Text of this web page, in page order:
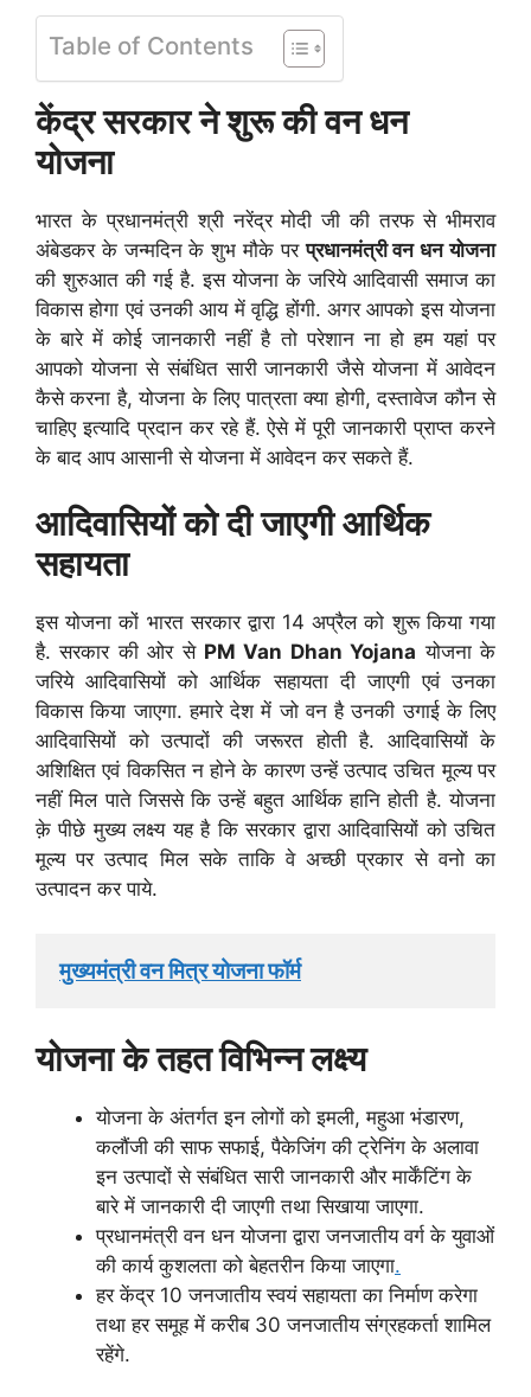
Table of Contents
केंद्र सरकार ने शुरू की वन धन
योजना
भारत के प्रधानमंत्री श्री नरेंद्र मोदी जी की तरफ से भीमराव
अंबेडकर के जन्मदिन के शुभ मौके परप्रधानमंत्री वन धन योजना
की शुरुआत की गई है. इस योजना के जरिये आदिवासी समाज का
विकास होगा एवं उनकी आय में वृद्धि होंगी. अगर आपको इस योजना
के बारे में कोई जानकारी नहीं है तो परेशान ना हो हम यहां पर
आपको योजना से संबंधित सारी जानकारी जैसे योजना में आवेदन
कैसे करना है, योजना के लिए पात्रता क्या होगी, दस्तावेज कौन से
चाहिए इत्यादि प्रदान कर रहे हैं. ऐसे में पूरी जानकारी प्राप्त करने
के बाद आप आसानी से योजना में आवेदन कर सकते हैं.
आदिवासियों को दी जाएगी आर्थिक
सहायता
इस योजना कों भारत सरकार द्वारा 14 अप्रैल को शुरू किया गया
है. सरकार की ओर से PM Van Dhan Yojana योजना के
जरिये आदिवासियों को आर्थिक सहायता दी जाएगी एवं उनका
विकास किया जाएगा. हमारे देश में जो वन है उनकी उगाई के लिए
आदिवासियों को उत्पादों की जरूरत होती है. आदिवासियों के
अशिक्षित एवं विकसित न होने के कारण उन्हें उत्पाद उचित मूल्य पर
नहीं मिल पाते जिससे कि उन्हें बहुत आर्थिक हानि होती है. योजना
क़े पीछे मुख्य लक्ष्य यह है कि सरकार द्वारा आदिवासियों को उचित
मूल्य पर उत्पाद मिल सके ताकि वे अच्छी प्रकार से वनो का
उत्पादन कर पाये.
मुख्यमंत्री वन मित्र योजना फॉर्म
योजना के तहत विभिन्न लक्ष्य
योजना के अंतर्गत इन लोगों को इमली, महुआ भंडारण,
कलौंजी की साफ सफाई, पैकेजिंग की ट्रेनिंग के अलावा
इन उत्पादों से संबंधित सारी जानकारी और मार्केंटिंग के
बारे में जानकारी दी जाएगी तथा सिखाया जाएगा.
प्रधानमंत्री वन धन योजना द्वारा जनजातीय वर्ग के युवाओं
की कार्य कुशलता को बेहतरीन किया जाएगा.
हर केंद्र 10 जनजातीय स्वयं सहायता का निर्माण करेगा
तथा हर समूह में करीब 30 जनजातीय संग्रहकर्ता शामिल
रहेंगे.